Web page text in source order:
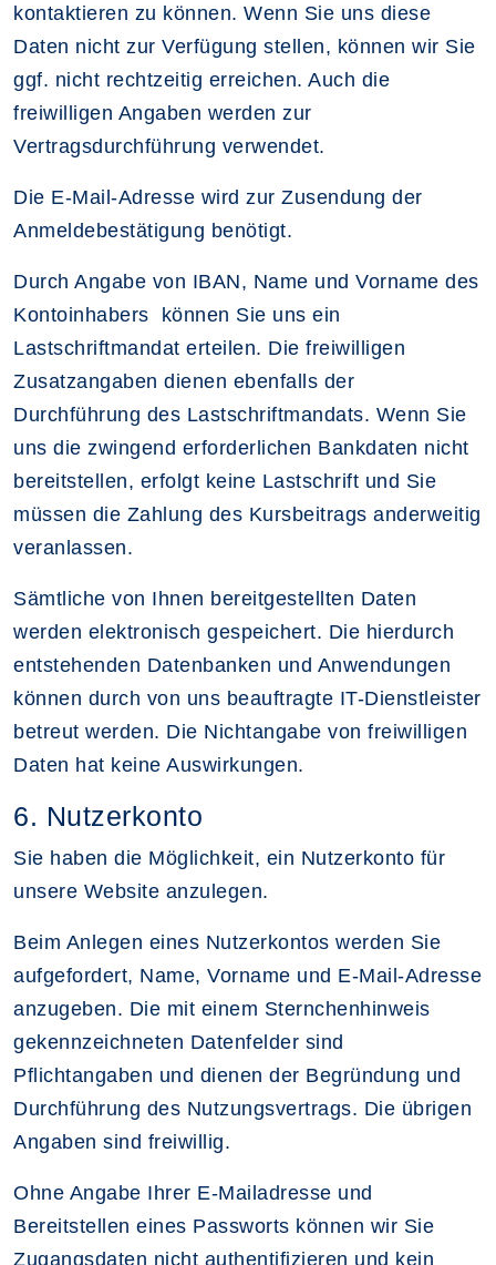
kontaktieren zu können. Wenn Sie uns diese
Daten nicht zur Verfügung stellen, können wir Sie
ggf. nicht rechtzeitig erreichen. Auch die
freiwilligen Angaben werden zur
Vertragsdurchführung verwendet.
Die E-Mail-Adresse wird zur Zusendung der
Anmeldebestätigung benötigt.
Durch Angabe von IBAN, Name und Vorname des
Kontoinhabers können Sie uns ein
Lastschriftmandat erteilen. Die freiwilligen
Zusatzangaben dienen ebenfalls der
Durchführung des Lastschriftmandats. Wenn Sie
uns die zwingend erforderlichen Bankdaten nicht
bereitstellen, erfolgt keine Lastschrift und Sie
müssen die Zahlung des Kursbeitrags anderweitig
veranlassen.
Sämtliche von Ihnen bereitgestellten Daten
werden elektronisch gespeichert. Die hierdurch
entstehenden Datenbanken und Anwendungen
können durch von uns beauftragte IT-Dienstleister
betreut werden. Die Nichtangabe von freiwilligen
Daten hat keine Auswirkungen.
6. Nutzerkonto
Sie haben die Möglichkeit, ein Nutzerkonto für
unsere Website anzulegen.
Beim Anlegen eines Nutzerkontos werden Sie
aufgefordert, Name, Vorname und E-Mail-Adresse
anzugeben. Die mit einem Sternchenhinweis
gekennzeichneten Datenfelder sind
Pflichtangaben und dienen der Begründung und
Durchführung des Nutzungsvertrags. Die übrigen
Angaben sind freiwillig.
Ohne Angabe Ihrer E-Mailadresse und
Bereitstellen eines Passworts können wir Sie
Zugangsdaten nicht authentifizieren und kein